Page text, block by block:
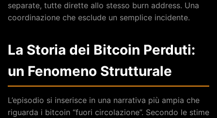
separate, tutte dirette allo stesso burn address. Una
coordinazione che esclude un semplice incidente.
La Storia dei Bitcoin Perduti:
un Fenomeno Strutturale
L’episodio si inserisce in una narrativa più ampia che
riguarda i bitcoin “fuori circolazione”. Secondo le stime